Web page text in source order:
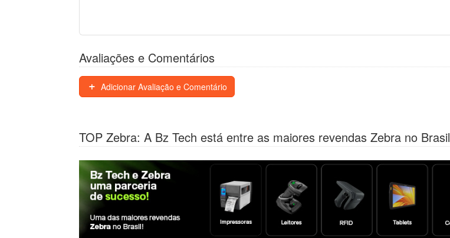
Avaliações e Comentários
Adicionar Avaliação e Comentário
TOP Zebra: A Bz Tech está entre as maiores revendas Zebra no Brasil